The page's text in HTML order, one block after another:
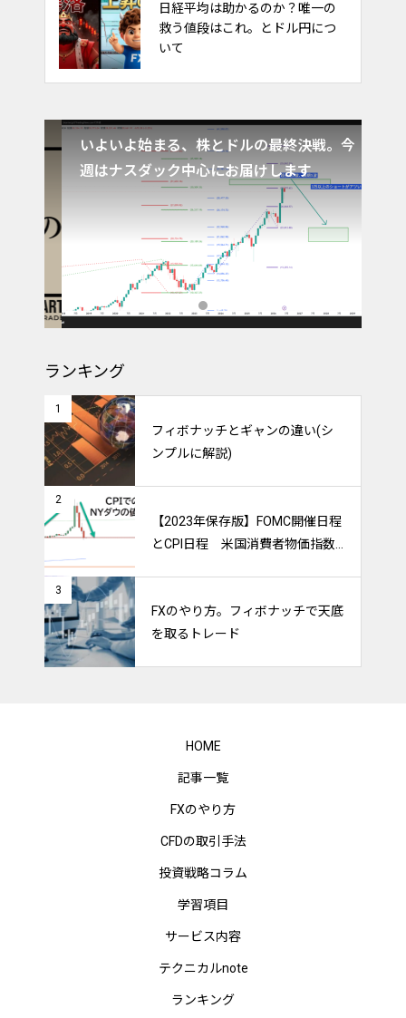
日経平均は助かるのか？唯一の
救う値段はこれ。とドル円につ
いて
FXのやり方。フィボナッチで天
底を取るトレード
いよいよ始まる、株とドルの最終決戦。今
週はナスダック中心にお届けします
ランキング
1
フィボナッチとギャンの違い(シ
ンプルに解説)
2
【2023年保存版】FOMC開催日程
とCPI日程 米国消費者物価指数
3
FXのやり方。フィボナッチで天底
を取るトレード
HOME
記事一覧
FXのやり方
CFDの取引手法
投資戦略コラム
学習項目
サービス内容
テクニカルnote
ランキング